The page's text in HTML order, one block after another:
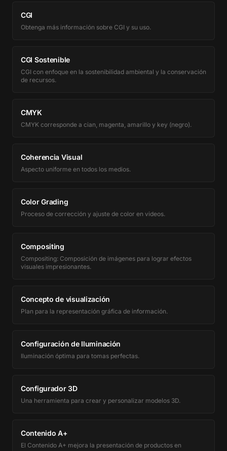
CGI
Obtenga más información sobre CGI y su uso.
CGI Sostenible
CGI con enfoque en la sostenibilidad ambiental y la conservación
de recursos.
CMYK
CMYK corresponde a cian, magenta, amarillo y key (negro).
Coherencia Visual
Aspecto uniforme en todos los medios.
Color Grading
Proceso de corrección y ajuste de color en videos.
Compositing
Compositing: Composición de imágenes para lograr efectos
visuales impresionantes.
Concepto de visualización
Plan para la representación gráfica de información.
Configuración de Iluminación
Iluminación óptima para tomas perfectas.
Configurador 3D
Una herramienta para crear y personalizar modelos 3D.
Contenido A+
El Contenido A+ mejora la presentación de productos en